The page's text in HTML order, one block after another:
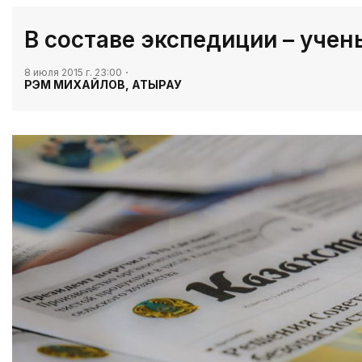
В составе экспедиции –
8 июля 2015 г. 23:00
РЭМ МИХАЙЛОВ, АТЫРАУ